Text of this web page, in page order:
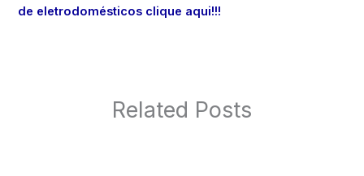
de eletrodomésticos clique aqui!!!
Related Posts